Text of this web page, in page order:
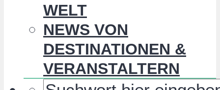
WELT
NEWS VON
DESTINATIONEN &
VERANSTALTERN